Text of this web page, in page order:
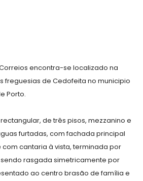
encontra-se localizado na
freguesias de Cedofeita no municipio
Porto.
de três pisos, mezzanino e
furtadas, com fachada principal
cantaria à vista, terminada por
rasgada simetricamente por
ao centro brasão de família e